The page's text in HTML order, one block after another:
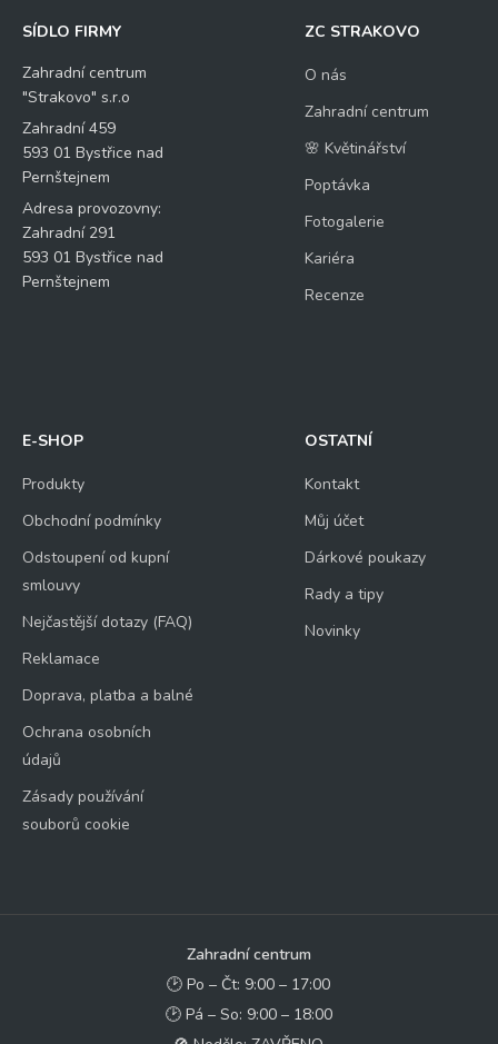
SÍDLO FIRMY
Zahradní centrum
"Strakovo" s.r.o
Zahradní 459
593 01 Bystřice nad
Pernštejnem
Adresa provozovny:
Zahradní 291
593 01 Bystřice nad
Pernštejnem
ZC STRAKOVO
O nás
Zahradní centrum
🌸 Květinářství
Poptávka
Fotogalerie
Kariéra
Recenze
E-SHOP
Produkty
Obchodní podmínky
Odstoupení od kupní
smlouvy
Nejčastější dotazy (FAQ)
Reklamace
Doprava, platba a balné
Ochrana osobních
údajů
Zásady používání
souborů cookie
OSTATNÍ
Kontakt
Můj účet
Dárkové poukazy
Rady a tipy
Novinky
Zahradní centrum
🕑 Po – Čt: 9:00 – 17:00
🕑 Pá – So: 9:00 – 18:00